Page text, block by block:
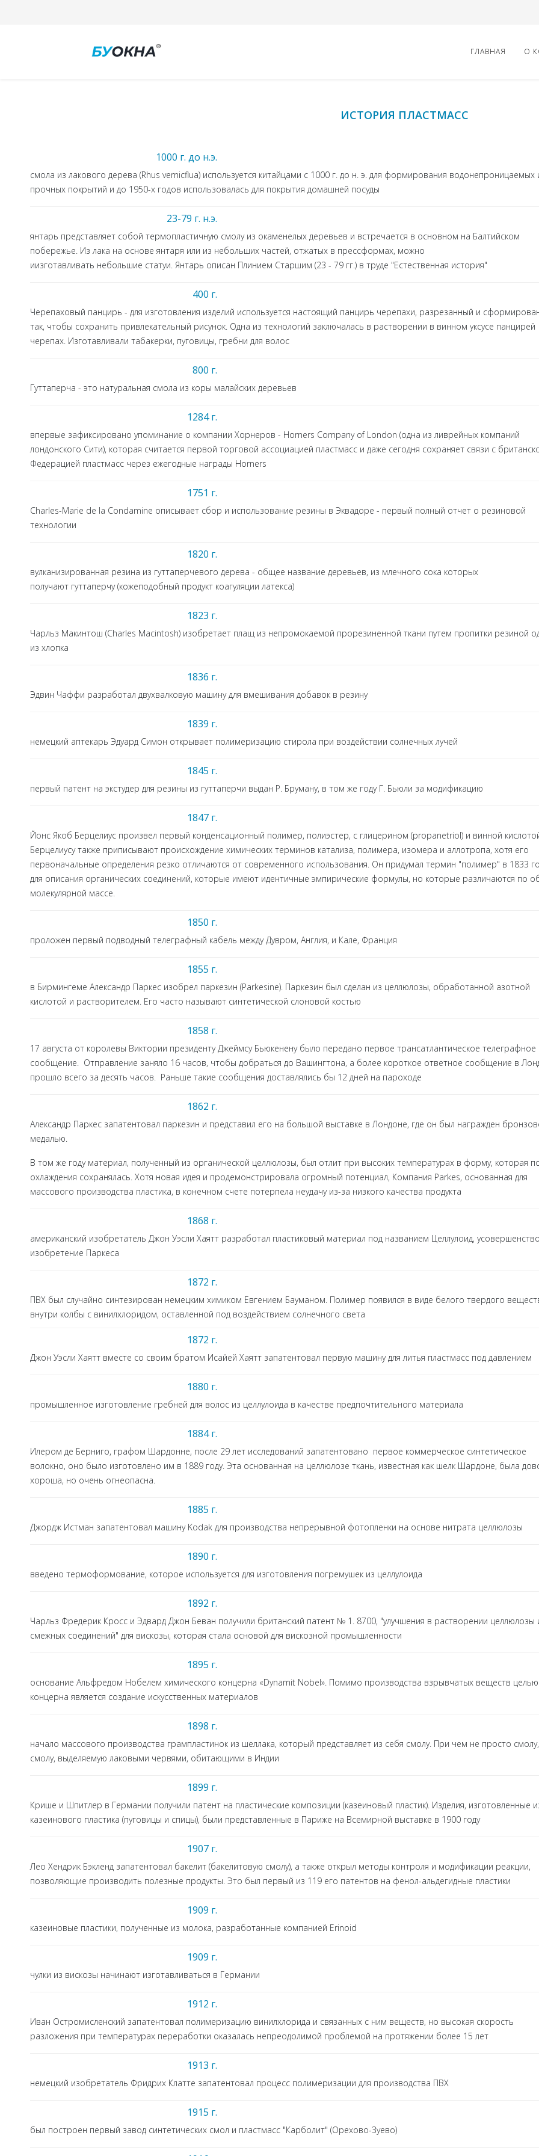
ГЛАВНАЯ О
ИСТОРИЯ ПЛАСТМАСС
1000 г. до н.э.
смола из лакового дерева (Rhus vernicflua) используется китайцами с 1000 г. до н. э. для формирования водонепроницаемых
прочных покрытий и до 1950-х годов использовалась для покрытия домашней посуды
23-79 г. н.э.
янтарь представляет собой термопластичную смолу из окаменелых деревьев и встречается в основном на Балтийском
побережье. Из лака на основе янтаря или из небольших частей, отжатых в прессформах, можно
иизготавливать небольшие статуи. Янтарь описан Плинием Старшим (23 - 79 гг.) в труде "Естественная история"
400 г.
Черепаховый панцирь - для изготовления изделий используется настоящий панцирь черепахи, разрезанный и
так, чтобы сохранить привлекательный рисунок. Одна из технологий заключалась в растворении в винном уксусе панцирей
черепах. Изготавливали табакерки, пуговицы, гребни для волос
800 г.
Гуттаперча - это натуральная смола из коры малайских деревьев
1284 г.
впервые зафиксировано упоминание о компании Хорнеров - Horners Company of London (одна из ливрейных компаний
лондонского Сити), которая считается первой торговой ассоциацией пластмасс и даже сегодня сохраняет связи с
Федерацией пластмасс через ежегодные награды Horners
1751 г.
Charles-Marie de la Condamine описывает сбор и использование резины в Эквадоре - первый полный отчет о резиновой
технологии
1820 г.
вулканизированная резина из гуттаперчевого дерева - общее название деревьев, из млечного сока которых
получают гуттаперчу (кожеподобный продукт коагуляции латекса)
1823 г.
Чарльз Макинтош (Charles Macintosh) изобретает плащ из непромокаемой прорезиненной ткани путем пропитки резиной
из хлопка
1836 г.
Эдвин Чаффи разработал двухвалковую машину для вмешивания добавок в резину
1839 г.
немецкий аптекарь Эдуард Симон открывает полимеризацию стирола при воздействии солнечных лучей
1845 г.
первый патент на экстудер для резины из гуттаперчи выдан Р. Бруману, в том же году Г. Бьюли за модификацию
1847 г.
Йонс Якоб Берцелиус произвел первый конденсационный полимер, полиэстер, с глицерином (propanetriol) и винной
Берцелиусу также приписывают происхождение химических терминов катализа, полимера, изомера и аллотропа, хотя его
первоначальные определения резко отличаются от современного использования. Он придумал термин "полимер" в 1833
для описания органических соединений, которые имеют идентичные эмпирические формулы, но которые различаются по
молекулярной массе.
1850 г.
проложен первый подводный телеграфный кабель между Дувром, Англия, и Кале, Франция
1855 г.
в Бирмингеме Александр Паркес изобрел паркезин (Parkesine). Паркезин был сделан из целлюлозы, обработанной азотной
кислотой и растворителем. Его часто называют синтетической слоновой костью
1858 г.
17 августа от королевы Виктории президенту Джеймсу Бьюкенену было передано первое трансатлантическое телеграфное
сообщение. Отправление заняло 16 часов, чтобы добраться до Вашингтона, а более короткое ответное сообщение в
прошло всего за десять часов. Раньше такие сообщения доставлялись бы 12 дней на пароходе
1862 г.
Александр Паркес запатентовал паркезин и представил его на большой выставке в Лондоне, где он был награжден
медалью.
В том же году материал, полученный из органической целлюлозы, был отлит при высоких температурах в форму, которая
охлаждения сохранялась. Хотя новая идея и продемонстрировала огромный потенциал, Компания Parkes, основанная для
массового производства пластика, в конечном счете потерпела неудачу из-за низкого качества продукта
1868 г.
американский изобретатель Джон Уэсли Хаятт разработал пластиковый материал под названием Целлулоид,
изобретение Паркеса
1872 г.
ПВХ был случайно синтезирован немецким химиком Евгением Бауманом. Полимер появился в виде белого твердого
внутри колбы с винилхлоридом, оставленной под воздействием солнечного света
1872 г.
Джон Уэсли Хаятт вместе со своим братом Исайей Хаятт запатентовал первую машину для литья пластмасс под давлением
1880 г.
промышленное изготовление гребней для волос из целлулоида в качестве предпочтительного материала
1884 г.
Илером де Берниго, графом Шардонне, после 29 лет исследований запатентовано первое коммерческое синтетическое
волокно, оно было изготовлено им в 1889 году. Эта основанная на целлюлозе ткань, известная как шелк Шардоне, была
хороша, но очень огнеопасна.
1885 г.
Джордж Истман запатентовал машину Kodak для производства непрерывной фотопленки на основе нитрата целлюлозы
1890 г.
введено термоформование, которое используется для изготовления погремушек из целлулоида
1892 г.
Чарльз Фредерик Кросс и Эдвард Джон Беван получили британский патент № 1. 8700, "улучшения в растворении целлюлозы
смежных соединений" для вискозы, которая стала основой для вискозной промышленности
1895 г.
основание Альфредом Нобелем химического концерна «Dynamit Nobel». Помимо производства взрывчатых веществ целью
концерна является создание искусственных материалов
1898 г.
начало массового производства грампластинок из шеллака, который представляет из себя смолу. При чем не просто
смолу, выделяемую лаковыми червями, обитающими в Индии
1899 г.
Крише и Шпитлер в Германии получили патент на пластические композиции (казеиновый пластик). Изделия, изготовленные
казеинового пластика (пуговицы и спицы), были представленные в Париже на Всемирной выставке в 1900 году
1907 г.
Лео Хендрик Бэкленд запатентовал бакелит (бакелитовую смолу), а также открыл методы контроля и модификации реакции,
позволяющие производить полезные продукты. Это был первый из 119 его патентов на фенол-альдегидные пластики
1909 г.
казеиновые пластики, полученные из молока, разработанные компанией Erinoid
1909 г.
чулки из вискозы начинают изготавливаться в Германии
1912 г.
Иван Остромисленский запатентовал полимеризацию винилхлорида и связанных с ним веществ, но высокая скорость
разложения при температурах переработки оказалась непреодолимой проблемой на протяжении более 15 лет
1913 г.
немецкий изобретатель Фридрих Клатте запатентовал процесс полимеризации для производства ПВХ
1915 г.
был построен первый завод синтетических смол и пластмасс "Карболит" (Орехово-Зуево)